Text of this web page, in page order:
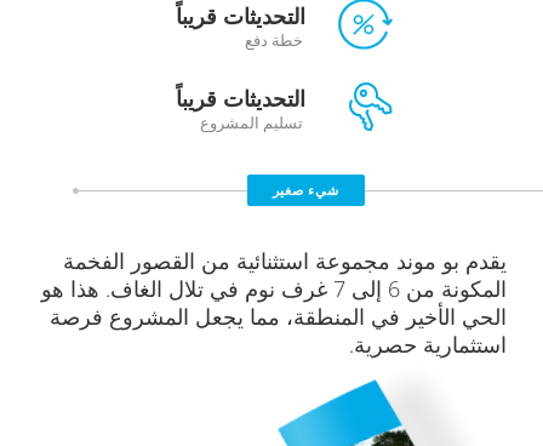
شيء صغير
التحديثات قريباً
خطة دفع
التحديثات قريباً
تسليم المشروع
يقدم بو موند مجموعة استثنائية من القصور الفخمة
المكونة من 6 إلى 7 غرف نوم في تلال الغاف. هذا هو
الحي الأخير في المنطقة، مما يجعل المشروع فرصة
استثمارية حصرية.